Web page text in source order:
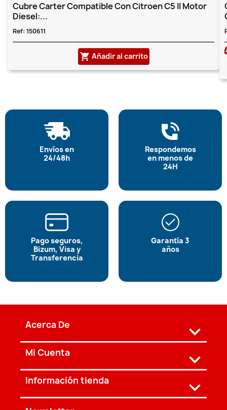
Cubre Carter Compatible Con Citroen C5 II Motor
Diesel:...
Ref: 150611
shopping_cart Añadir al carrito
Envíos en
24/48h
Respondemos
en menos de
24H
Pago seguros,
Bizum, Visa y
Transferencia
Garantía 3
años
Acerca De 
Mi Cuenta 
Información tienda keyboard_arrow_down